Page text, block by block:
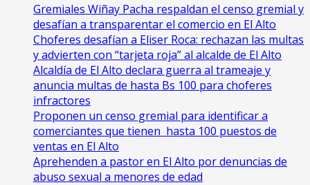
Gremiales Wiñay Pacha respaldan el censo gremial y
desafían a transparentar el comercio en El Alto
Choferes desafían a Eliser Roca: rechazan las multas
y advierten con “tarjeta roja” al alcalde de El Alto
‎Alcaldía de El Alto declara guerra al trameaje y
anuncia multas de hasta Bs 100 para choferes
infractores
Proponen un censo gremial para identificar a
comerciantes que tienen hasta 100 puestos de
ventas en El Alto
Aprehenden a pastor en El Alto por denuncias de
abuso sexual a menores de edad